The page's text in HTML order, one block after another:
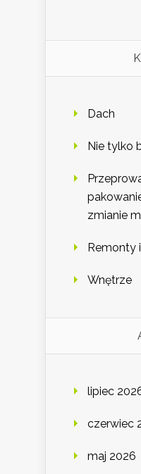
Dach
Nie tylko
zmianie
Remonty
Wnętrze
lipiec
czerwiec
maj 2026